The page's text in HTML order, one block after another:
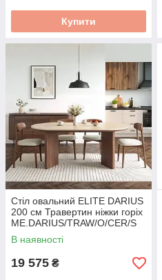
Купити
Стіл овальний ELITE DARIUS
200 см Травертин ніжки горіх
ME.DARIUS/TRAW/O/CER/S
В наявності
19 575 ₴